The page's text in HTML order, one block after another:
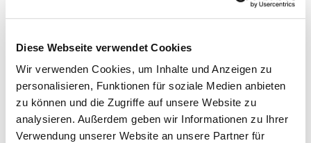
Diese Webseite verwendet Cookies
Wir verwenden Cookies, um Inhalte und Anzeigen zu
personalisieren, Funktionen für soziale Medien anbieten
zu können und die Zugriffe auf unsere Website zu
analysieren. Außerdem geben wir Informationen zu Ihrer
Verwendung unserer Website an unsere Partner für
Crashkurs Claude - der KI-Assistent für Journalist:innen
21.09.2026
Fortbildungsprogramm des Europäischen Parlaments für
22.09.2026
Podiumsdiskussionen professionell moderieren